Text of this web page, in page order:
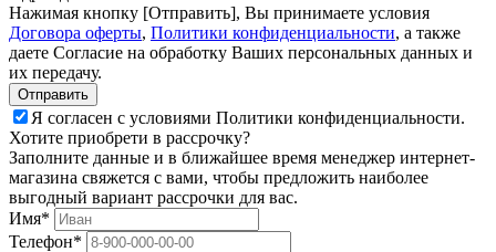
Нажимая кнопку [Отправить], Вы принимаете условия
Договора оферты, Политики конфиденциальности, а также
даете Согласие на обработку Ваших персональных данных и
их передачу.
Я согласен с условиями Политики конфиденциальности.
Хотите приобрети в рассрочку?
Заполните данные и в ближайшее время менеджер интернет-
магазина свяжется с вами, чтобы предложить наиболее
выгодный вариант рассрочки для вас.
Имя*
Телефон*